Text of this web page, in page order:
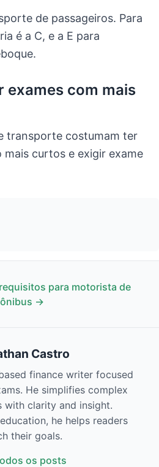
de passageiros. Para
é a C, e a E para
exames com mais
transporte costumam ter
mais curtos e exigir exame
para motorista de
ônibus →
Castro
finance writer focused
He simplifies complex
with clarity and insight.
he helps readers
their goals.
os posts